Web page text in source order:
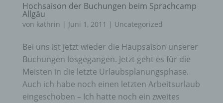
Hochsaison der Buchungen beim Sprachcamp
Allgäu
von kathrin | Juni 1, 2011 | Uncategorized
Bei uns ist jetzt wieder die Haupsaison unserer
Buchungen losgegangen. Jetzt geht es für die
Meisten in die letzte Urlaubsplanungsphase.
Auch ich habe noch einen letzten Arbeitsurlaub
eingeschoben – Ich hatte noch ein zweites